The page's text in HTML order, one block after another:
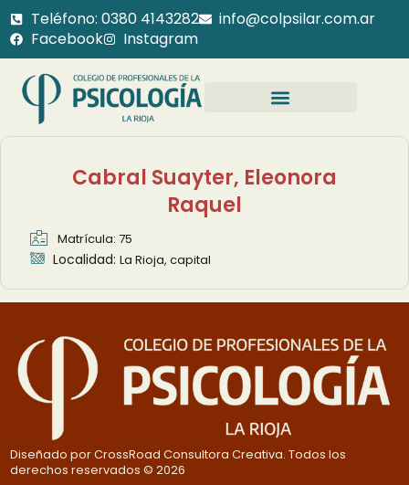
Teléfono: 0380 4143282
info@colpsilar.com.ar
Facebook
Instagram
Cabral Suayter, Eleonora
Raquel
Matrícula: 75
Localidad:La Rioja, capital
Diseñado por CrossRoad Consultora Creativa. Todos los
derechos reservados © 2026